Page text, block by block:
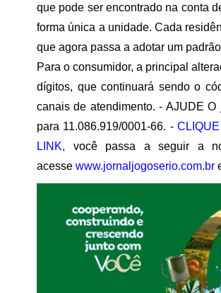
que pode ser encontrado na conta
forma única a unidade. Cada
que agora passa a adotar um
Para o consumidor, a principal
dígitos, que continuará sendo o
canais de atendimento. - AJUDE
para 11.086.919/0001-66. -CLIQUE
LINK, você passa a seguir a
acesse www.jornaljogoserio.com.br